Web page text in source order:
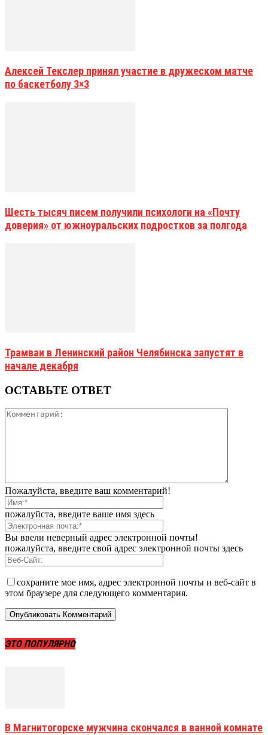
Алексей Текслер принял участие в дружеском матче
по баскетболу 3×3
Шесть тысяч писем получили психологи на «Почту
доверия» от южноуральских подростков за полгода
Трамваи в Ленинский район Челябинска запустят в
начале декабря
ОСТАВЬТЕ ОТВЕТ
Пожалуйста, введите ваш комментарий!
пожалуйста, введите ваше имя здесь
Вы ввели неверный адрес электронной почты!
пожалуйста, введите свой адрес электронной почты здесь
сохраните мое имя, адрес электронной почты и веб-сайт в
этом браузере для следующего комментария.
ЭТО ПОПУЛЯРНО
В Магнитогорске мужчина скончался в ванной комнате